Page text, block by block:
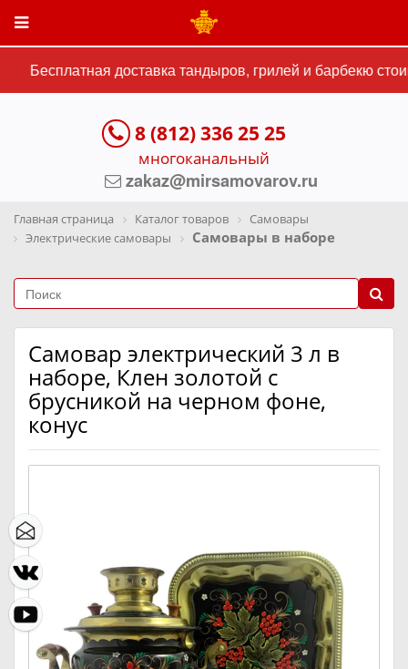
Бесплатная доставка тандыров, грилей и барбекю
8 (812) 336 25 25
многоканальный
zakaz@mirsamovarov.ru
Главная страница Каталог товаров
Самовары
Электрические самовары
Самовары в наборе
Самовар электрический 3 л в
наборе, Клен золотой с
брусникой на черном фоне,
конус